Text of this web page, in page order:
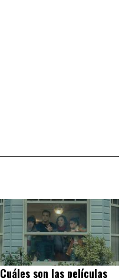
Cuáles son las películas